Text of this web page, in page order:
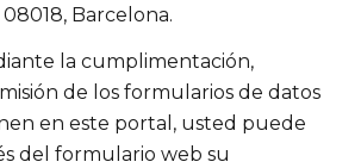
Barcelona.
la cumplimentación,
de los formularios de datos
en este portal, usted puede
del formulario web su